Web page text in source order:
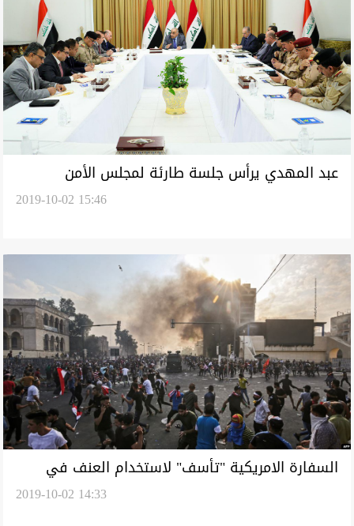
عبد المهدي يرأس جلسة طارئة لمجلس الأمن
2019-10-02 15:46
السفارة الامريكية "تأسف" لاستخدام العنف في
2019-10-02 14:33